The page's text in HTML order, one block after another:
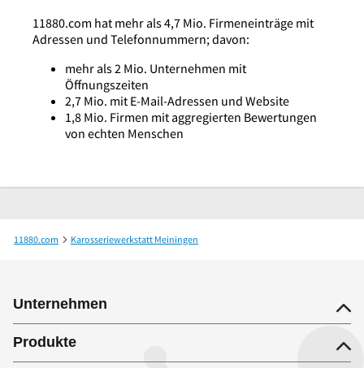
11880.com hat mehr als 4,7 Mio. Firmeneinträge mit
Adressen und Telefonnummern; davon:
mehr als 2 Mio. Unternehmen mit
Öffnungszeiten
2,7 Mio. mit E-Mail-Adressen und Website
1,8 Mio. Firmen mit aggregierten Bewertungen
von echten Menschen
11880.com
Karosseriewerkstatt Meiningen
Unternehmen
Produkte